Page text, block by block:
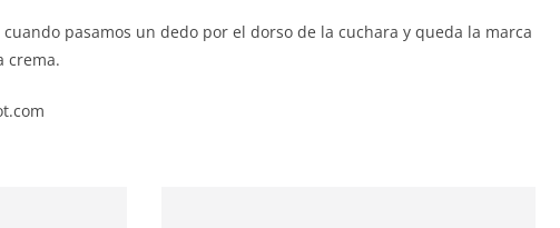
pasamos un dedo por el dorso de la cuchara y queda la marca
crema.